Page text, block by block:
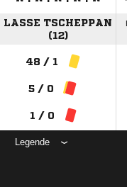
LASSE TSCHEPPAN
(12)
48 / 1
5 / 0
1 / 0
Legende